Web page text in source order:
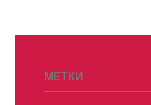
МЕТКИ